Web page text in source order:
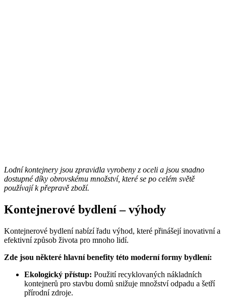
Lodní kontejnery jsou zpravidla vyrobeny z oceli a jsou snadno
dostupné díky obrovskému množství, které se po celém světě
používají k přepravě zboží.
Kontejnerové bydlení – výhody
Kontejnerové bydlení nabízí řadu výhod, které přinášejí inovativní a
efektivní způsob života pro mnoho lidí.
Zde jsou některé hlavní benefity této moderní formy bydlení:
Ekologický přístup: Použití recyklovaných nákladních
kontejnerů pro stavbu domů snižuje množství odpadu a šetří
přírodní zdroje.